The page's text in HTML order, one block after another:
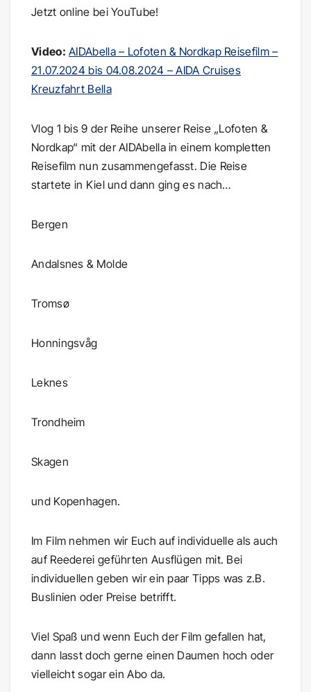
Jetzt online bei YouTube!
Video: AIDAbella – Lofoten & Nordkap Reisefilm –
21.07.2024 bis 04.08.2024 – AIDA Cruises
Kreuzfahrt Bella
Vlog 1 bis 9 der Reihe unserer Reise „Lofoten &
Nordkap“ mit der AIDAbella in einem kompletten
Reisefilm nun zusammengefasst. Die Reise
startete in Kiel und dann ging es nach…
Bergen
Andalsnes & Molde
Tromsø
Honningsvåg
Leknes
Trondheim
Skagen
und Kopenhagen.
Im Film nehmen wir Euch auf individuelle als auch
auf Reederei geführten Ausflügen mit. Bei
individuellen geben wir ein paar Tipps was z.B.
Buslinien oder Preise betrifft.
Viel Spaß und wenn Euch der Film gefallen hat,
dann lasst doch gerne einen Daumen hoch oder
vielleicht sogar ein Abo da.